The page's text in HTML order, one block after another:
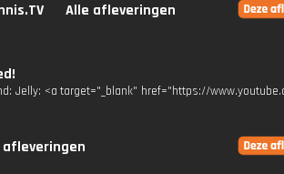
Alle afleveringen
Jelly: <a target="_blank" href="https://
afleveringen